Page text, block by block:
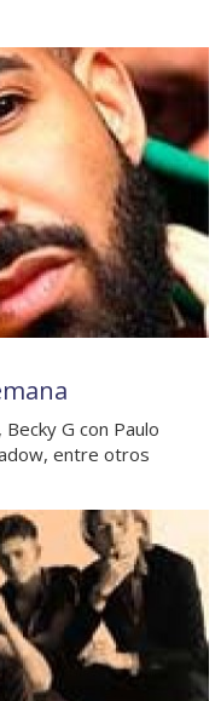
G con Paulo
entre otros